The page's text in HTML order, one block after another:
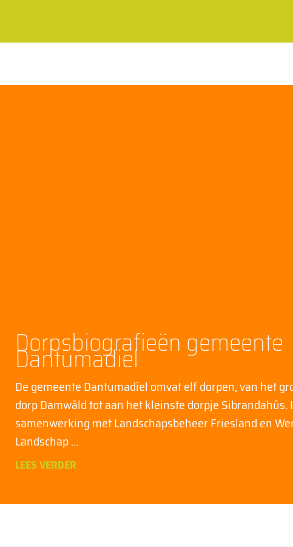
Dorpsbiografieën gemeente
Dantumadiel
De gemeente Dantumadiel omvat elf dorpen, van het
dorp Damwâld tot aan het kleinste dorpje Sibrandahûs.
samenwerking met Landschapsbeheer Friesland en
Landschap
LEES VERDER